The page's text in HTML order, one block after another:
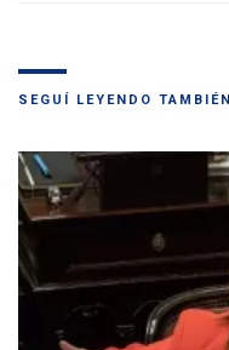
SEGUÍ LEYENDO TAMBIÉN